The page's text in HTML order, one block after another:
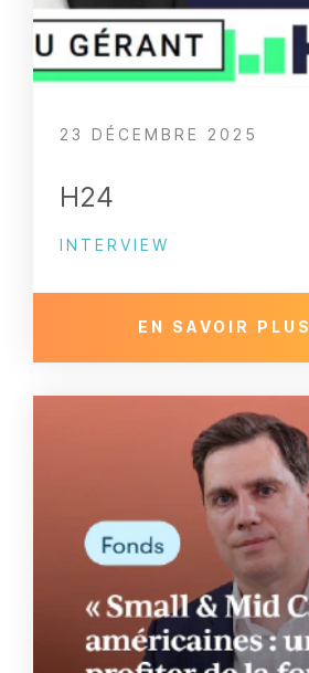
H24
INTERVIEW
EN SAVOIR PLUS
23 DÉCEMBRE 2025